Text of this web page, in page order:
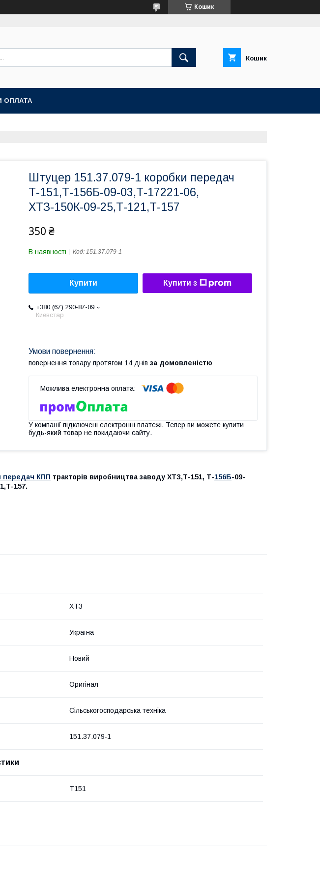
Кошик
Кошик
ОПЛАТА
Штуцер 151.37.079-1 коробки передач
Т-151,Т-156Б-09-03,Т-17221-06,
ХТЗ-150К-09-25,Т-121,Т-157
350 ₴
В наявності Код: 151.37.079-1
Купити Купити з
+380 (67) 290-87-09
Киевстар
повернення товару протягом 14 днів за домовленістю
У компанії підключені електронні платежі. Тепер ви можете купити
будь-який товар не покидаючи сайту.
передач КПП тракторів виробництва заводу ХТЗ,Т-151, Т-156Б-09-
157.
ХТЗ
Україна
Новий
Оригінал
Сільськогосподарська техніка
151.37.079-1
Т151